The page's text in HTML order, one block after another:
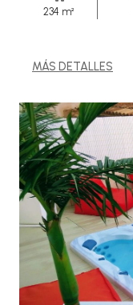
234 m²
MÁS DETALLES